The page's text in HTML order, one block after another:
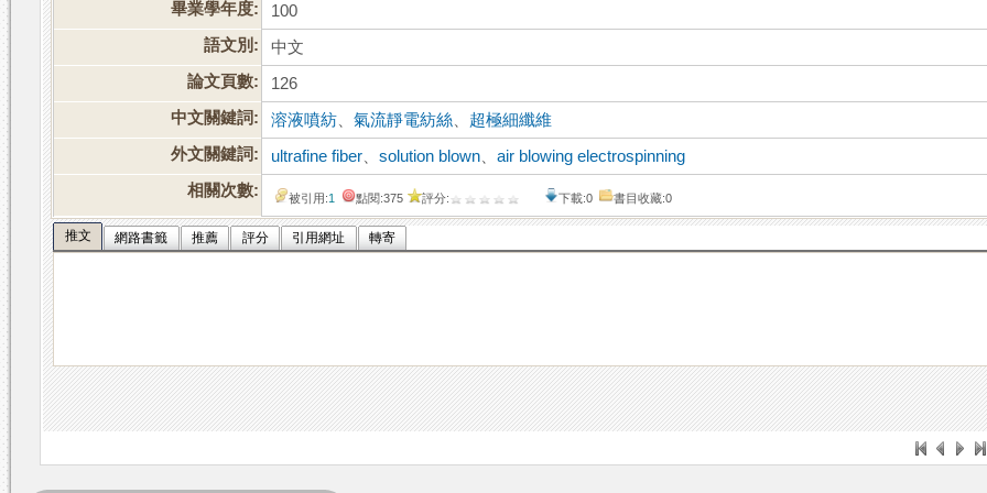
畢業學年度:
100
語文別:
中文
論文頁數:
126
中文關鍵詞:
溶液噴紡 、氣流靜電紡絲
超極細纖維
外文關鍵詞:
ultrafine fiber 、solution blown 、air blowing electrospinning
相關次數:
被引用:1 點閱:375 評分: 下載:0 書目收藏:0
推文 網路書籤 推薦 評分 引用網址 轉寄